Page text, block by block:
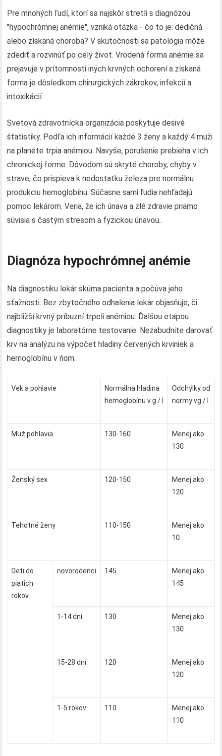
Pre mnohých ľudí, ktorí sa najskôr stretli s diagnózou
"hypochrómnej anémie", vzniká otázka - čo to je: dedičná
alebo získaná choroba? V skutočnosti sa patológia môže
zdediť a rozvinúť po celý život. Vrodená forma anémie sa
prejavuje v prítomnosti iných krvných ochorení a získaná
forma je dôsledkom chirurgických zákrokov, infekcií a
intoxikácií..
Svetová zdravotnícka organizácia poskytuje desivé
štatistiky. Podľa ich informácií každé 3 ženy a každý 4 muži
na planéte trpia anémiou. Navyše, porušenie prebieha v ich
chronickej forme. Dôvodom sú skryté choroby, chyby v
strave, čo prispieva k nedostatku železa pre normálnu
produkciu hemoglobínu. Súčasne sami ľudia nehľadajú
pomoc lekárom. Veria, že ich únava a zlé zdravie priamo
súvisia s častým stresom a fyzickou únavou..
Diagnóza hypochrómnej anémie
Na diagnostiku lekár skúma pacienta a počúva jeho
sťažnosti. Bez zbytočného odhalenia lekár objasňuje, či
najbližší krvný príbuzní trpeli anémiou. Ďalšou etapou
diagnostiky je laboratórne testovanie. Nezabudnite darovať
krv na analýzu na výpočet hladiny červených krviniek a
hemoglobínu v ňom.
Vek a pohlavie
Normálna hladina
hemoglobínu v g / l
Odchýlky od
normy vg / l
Muž pohlavia 130-160
Menej ako
130
Ženský sex 120-150
Menej ako
120
Tehotné ženy 110-150
Menej ako
10
Deti do
piatich
rokov
novorodenci 145
Menej ako
145
1-14 dní 130
Menej ako
130
15-28 dní 120
Menej ako
120
1-5 rokov 110
Menej ako
110